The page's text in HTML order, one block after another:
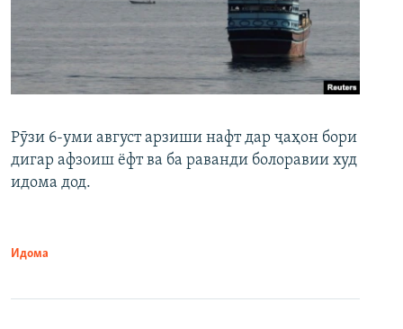
Рӯзи 6-уми август арзиши нафт дар ҷаҳон бори
дигар афзоиш ёфт ва ба раванди болоравии худ
идома дод.
Идома